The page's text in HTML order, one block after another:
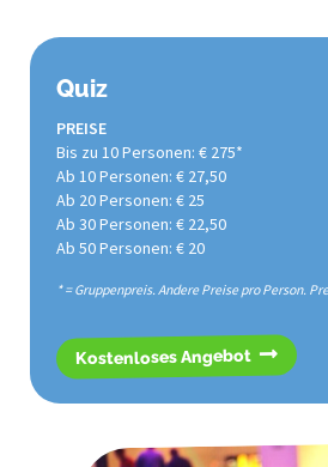
Quiz
PREISE
Bis zu 10 Personen: € 275*
Ab 10 Personen: € 27,50
Ab 20 Personen: € 25
Ab 30 Personen: € 22,50
Ab 50 Personen: € 20
* = Gruppenpreis. Andere Preise pro Person.
Kostenloses Angebot